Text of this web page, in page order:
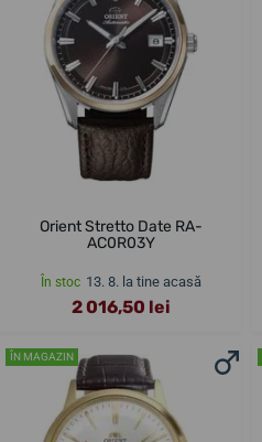
Orient Stretto Date RA-
AC0R03Y
În stoc 13. 8. la tine acasă
2 016,50 lei
ÎN MAGAZIN